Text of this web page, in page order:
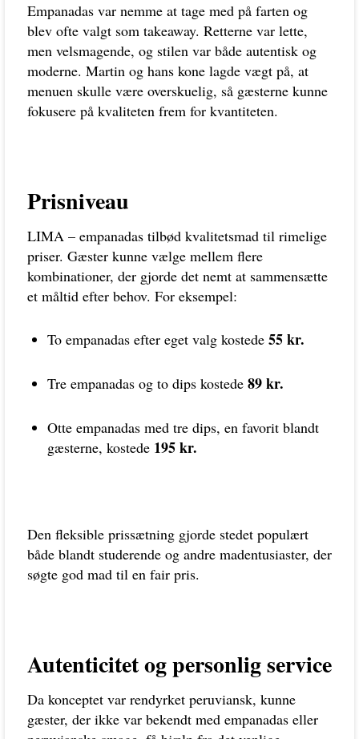
Empanadas var nemme at tage med på farten og
blev ofte valgt som takeaway. Retterne var lette,
men velsmagende, og stilen var både autentisk og
moderne. Martin og hans kone lagde vægt på, at
menuen skulle være overskuelig, så gæsterne kunne
fokusere på kvaliteten frem for kvantiteten.
Prisniveau
LIMA – empanadas tilbød kvalitetsmad til rimelige
priser. Gæster kunne vælge mellem flere
kombinationer, der gjorde det nemt at sammensætte
et måltid efter behov. For eksempel:
To empanadas efter eget valg kostede 55 kr.
Tre empanadas og to dips kostede 89 kr.
Otte empanadas med tre dips, en favorit blandt
gæsterne, kostede 195 kr.
Den fleksible prissætning gjorde stedet populært
både blandt studerende og andre madentusiaster, der
søgte god mad til en fair pris.
Autenticitet og personlig service
Da konceptet var rendyrket peruviansk, kunne
gæster, der ikke var bekendt med empanadas eller